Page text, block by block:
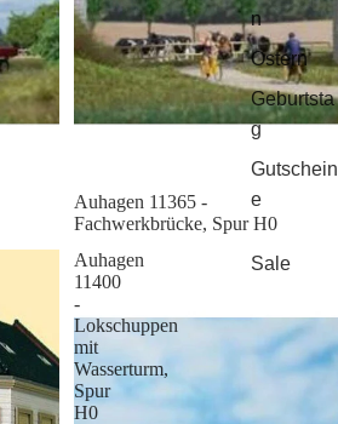
n
Ostern
Geburtsta
g
Gutschein
e
Sale
Sale
Auhagen 11365 -
Fachwerkbrücke, Spur H0
Auhagen
11400
-
Lokschuppen
mit
Wasserturm,
Spur
H0